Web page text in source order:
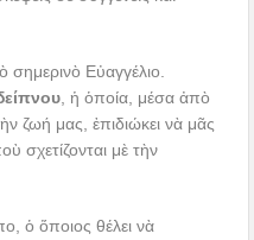
σημερινὸ Εὐαγγέλιο.
, ἡ ὁποία, μέσα ἀπὸ
ζωή μας, ἐπιδιώκει νὰ μᾶς
σχετίζονται μὲ τὴν
ὁ ὅποιος θέλει νὰ